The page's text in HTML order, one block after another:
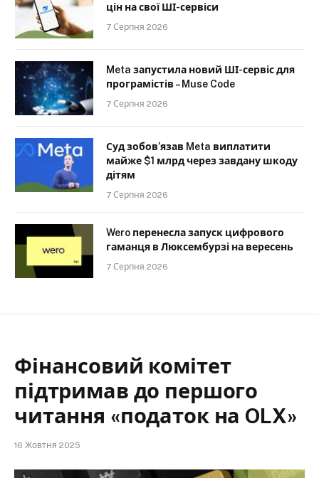
цін на свої ШІ-сервіси
7 Серпня 2026
Meta запустила новий ШІ-сервіс для
програмістів – Muse Code
7 Серпня 2026
Суд зобов’язав Meta виплатити
майже $1 млрд через завдану шкоду
дітям
7 Серпня 2026
Wero перенесла запуск цифрового
гаманця в Люксембурзі на вересень
7 Серпня 2026
Фінансовий комітет
підтримав до першого
читання «податок на OLX»
16 Жовтня 2025